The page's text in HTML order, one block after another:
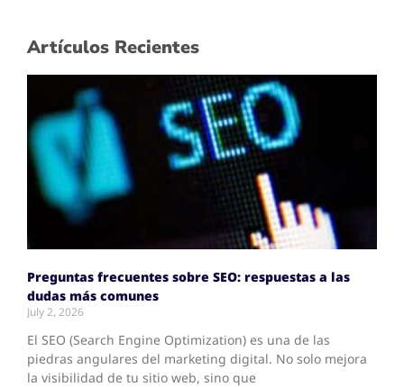
Artículos Recientes
Preguntas frecuentes sobre SEO: respuestas a las
dudas más comunes
July 2, 2026
El SEO (Search Engine Optimization) es una de las
piedras angulares del marketing digital. No solo mejora
la visibilidad de tu sitio web, sino que